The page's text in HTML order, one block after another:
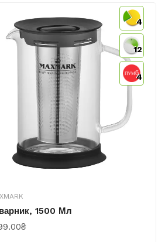
4
12
4
1500 Мл